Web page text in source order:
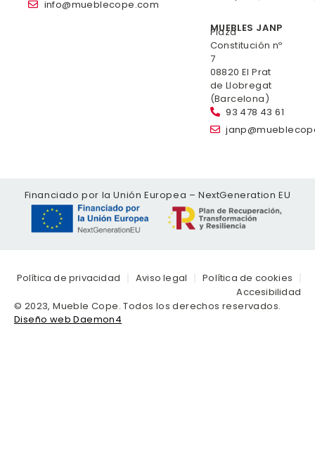
info@mueblecope.com
MUEBLES JANP
Plaza
Constitución nº
7
08820 El Prat
de Llobregat
(Barcelona)
93 478 43 61
Financiado por la Unión Europea – NextGeneration EU
© 2023, Mueble Cope. Todos los derechos reservados.
Diseño web Daemon4
Política de privacidad Aviso legal
Política de cookies
Accesibilidad